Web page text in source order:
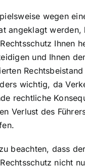
wegen
angeklagt werden,
Ihnen
und Ihnen
wichtig, da
rechtliche
Verlust des
beachten, dass der
nicht